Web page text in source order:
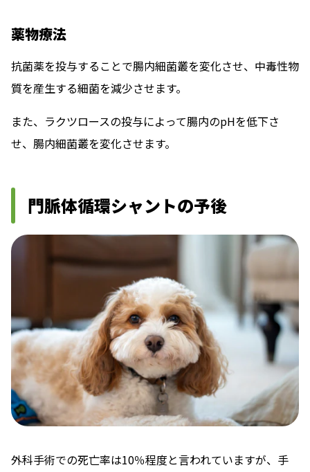
薬物療法
抗菌薬を投与することで腸内細菌叢を変化させ、中毒性物
質を産生する細菌を減少させます。
また、ラクツロースの投与によって腸内のpHを低下さ
せ、腸内細菌叢を変化させます。
門脈体循環シャントの予後
外科手術での死亡率は10％程度と言われていますが、手